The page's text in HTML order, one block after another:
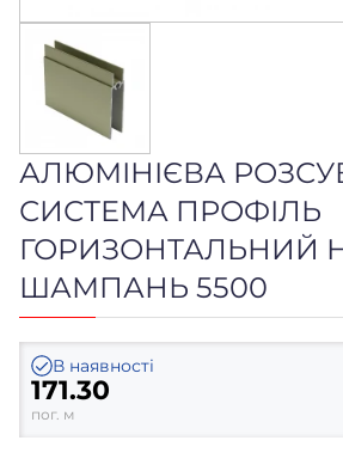
АЛЮМІНІЄВА
СИСТЕМА ПРОФІЛЬ
ГОРИЗОНТАЛЬНИЙ
ШАМПАНЬ 5500
В наявності
171.30
пог. м